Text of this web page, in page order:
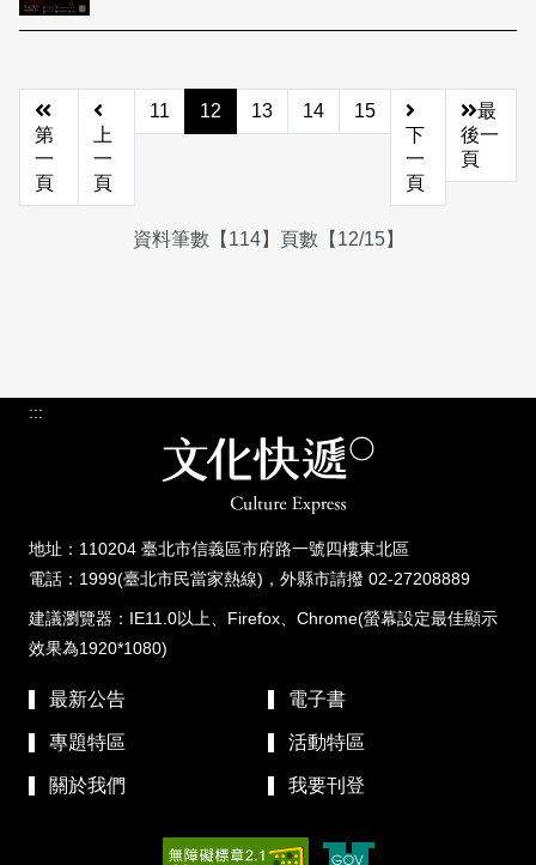
第
一
頁
上
一
頁
11 12 13 14
15
下
一
頁
最
後一
頁
資料筆數【114】頁數【12/15】
:::
地址：110204 臺北市信義區市府路一號四樓東北區
電話：1999(臺北市民當家熱線)，外縣市請撥 02-27208889
建議瀏覽器：IE11.0以上、Firefox、Chrome(螢幕設定最佳顯示
效果為1920*1080)
最新公告 電子書
專題特區 活動特區
關於我們 我要刊登